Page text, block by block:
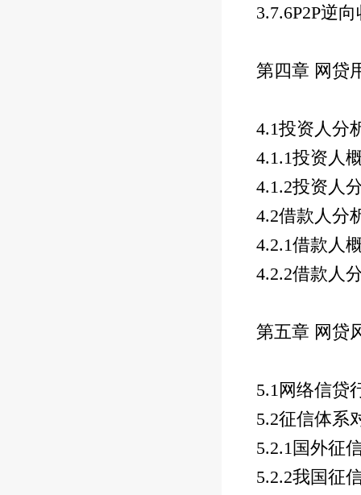
3.7.6P2P逆向
第四章 网贷
4.1投资人分
4.1.1投资人
4.1.2投资人
4.2借款人分
4.2.1借款人
4.2.2借款人
第五章 网贷
5.1网络信贷
5.2征信体系
5.2.1国外征
5.2.2我国征